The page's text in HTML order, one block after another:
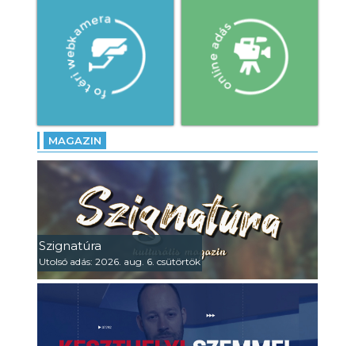
MAGAZIN
Szignatúra
Utolsó adás: 2026. aug. 6. csütörtök